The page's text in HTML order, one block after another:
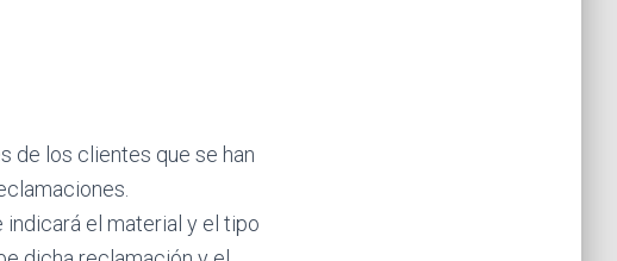
de los clientes que se han
el material y el tipo